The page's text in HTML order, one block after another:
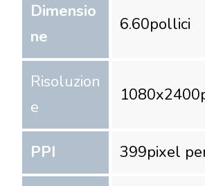
Dimensio
ne
6.60pollici
Risoluzion
e
1080x2400
PPI 399pixel